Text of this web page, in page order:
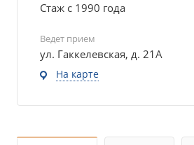
Стаж с 1990 года
Ведет прием
ул. Гаккелевская, д. 21А
На карте